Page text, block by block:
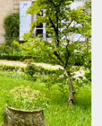








